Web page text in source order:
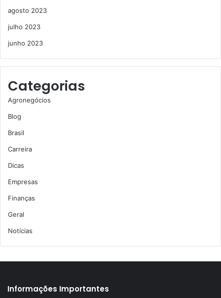
agosto 2023
julho 2023
junho 2023
Categorias
Agronegócios
Blog
Brasil
Carreira
Dicas
Empresas
Finanças
Geral
Notícias
Informações Importantes